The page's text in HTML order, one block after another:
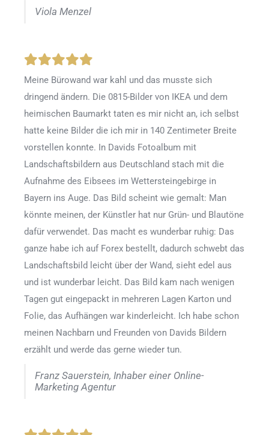
Viola Menzel
Meine Bürowand war kahl und das musste sich
dringend ändern. Die 0815-Bilder von IKEA und dem
heimischen Baumarkt taten es mir nicht an, ich selbst
hatte keine Bilder die ich mir in 140 Zentimeter Breite
vorstellen konnte. In Davids Fotoalbum mit
Landschaftsbildern aus Deutschland stach mit die
Aufnahme des Eibsees im Wettersteingebirge in
Bayern ins Auge. Das Bild scheint wie gemalt: Man
könnte meinen, der Künstler hat nur Grün- und Blautöne
dafür verwendet. Das macht es wunderbar ruhig: Das
ganze habe ich auf Forex bestellt, dadurch schwebt das
Landschaftsbild leicht über der Wand, sieht edel aus
und ist wunderbar leicht. Das Bild kam nach wenigen
Tagen gut eingepackt in mehreren Lagen Karton und
Folie, das Aufhängen war kinderleicht. Ich habe schon
meinen Nachbarn und Freunden von Davids Bildern
erzählt und werde das gerne wieder tun.
Franz Sauerstein, Inhaber einer Online-
Marketing Agentur